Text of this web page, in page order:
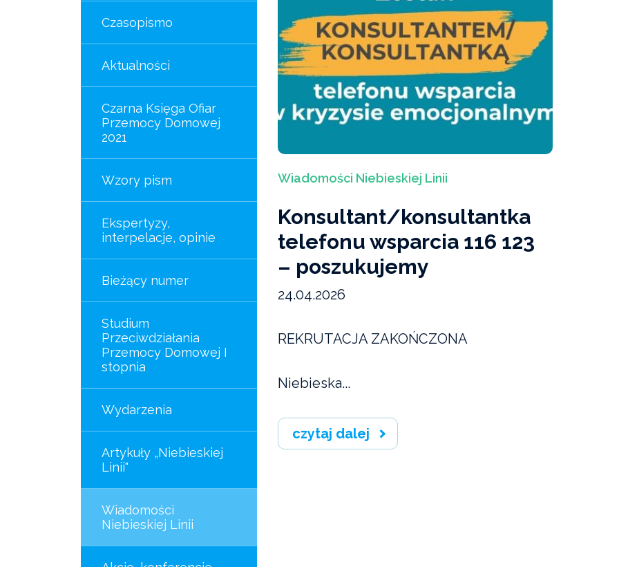
Czasopismo
Aktualności
Czarna Księga Ofiar
Przemocy Domowej
2021
Wzory pism
Ekspertyzy,
interpelacje, opinie
Bieżący numer
Studium
Przeciwdziałania
Przemocy Domowej I
stopnia
Wydarzenia
Artykuły „Niebieskiej
Linii"
Wiadomości
Niebieskiej Linii
Wiadomości Niebieskiej Linii
Konsultant/konsultantka
telefonu wsparcia 116 123
– poszukujemy
24.04.2026
REKRUTACJA ZAKOŃCZONA
Niebieska...
czytaj dalej